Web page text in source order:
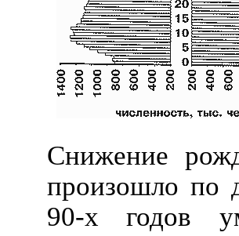
Снижение
произошло по
90-х годов